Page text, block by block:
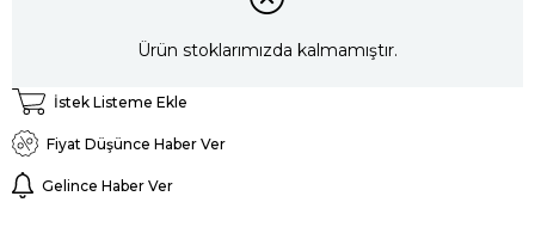
Ürün stoklarımızda kalmamıştır.
İstek Listeme Ekle
Fiyat Düşünce Haber Ver
Gelince Haber Ver